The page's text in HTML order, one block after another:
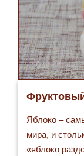
Яблоко –
мира, и
«яблоко